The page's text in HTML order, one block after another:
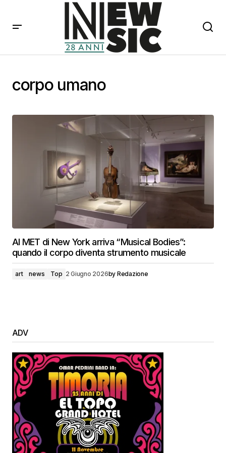
corpo umano
Al MET di New York arriva “Musical Bodies”:
quando il corpo diventa strumento musicale
art news Top 2 Giugno 2026by Redazione
ADV